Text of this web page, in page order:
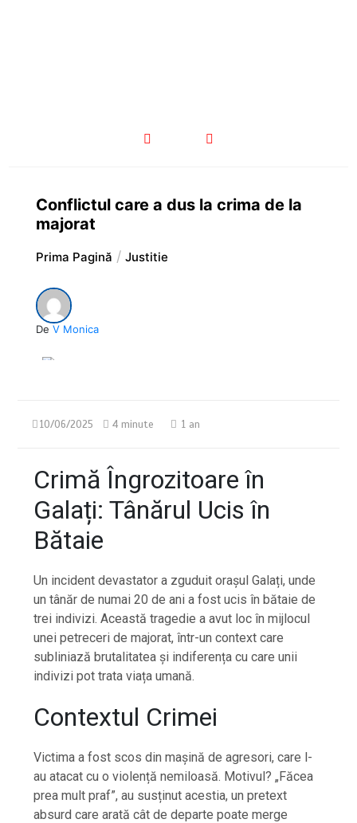
Conflictul care a dus la crima de la
majorat
Prima Pagină Justitie
De V Monica
10/06/2025 4 minute 1 an
Crimă Îngrozitoare în
Galați: Tânărul Ucis în
Bătaie
Un incident devastator a zguduit orașul Galați, unde
un tânăr de numai 20 de ani a fost ucis în bătaie de
trei indivizi. Această tragedie a avut loc în mijlocul
unei petreceri de majorat, într-un context care
subliniază brutalitatea și indiferența cu care unii
indivizi pot trata viața umană.
Contextul Crimei
Victima a fost scos din mașină de agresori, care l-
au atacat cu o violență nemiloasă. Motivul? „Făcea
prea mult praf”, au susținut acestia, un pretext
absurd care arată cât de departe poate merge